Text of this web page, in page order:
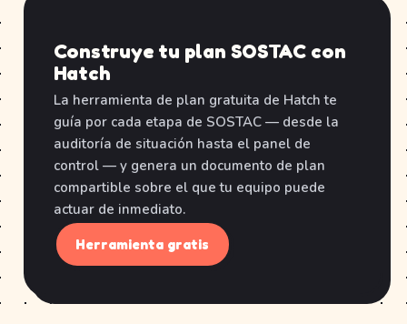
Construye tu plan SOSTAC con
Hatch
La herramienta de plan gratuita de Hatch te
guía por cada etapa de SOSTAC — desde la
auditoría de situación hasta el panel de
control — y genera un documento de plan
compartible sobre el que tu equipo puede
actuar de inmediato.
Herramienta gratis